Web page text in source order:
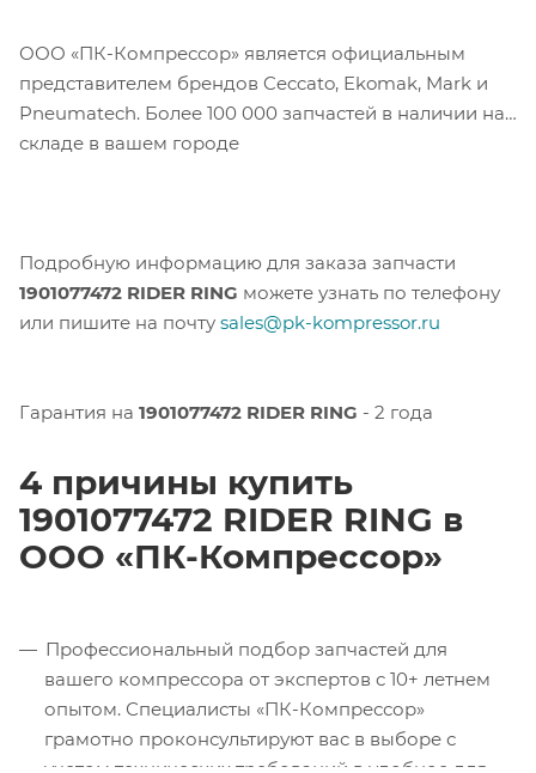
ООО «ПК-Компрессор» является официальным
представителем брендов Ceccato, Ekomak, Mark и
Pneumatech. Более 100 000 запчастей в наличии на
складе в вашем городе
Подробную информацию для заказа запчасти
1901077472 RIDER RING можете узнать по телефону
или пишите на почту sales@pk-kompressor.ru
Гарантия на 1901077472 RIDER RING - 2 года
4 причины купить
1901077472 RIDER RING в
ООО «ПК-Компрессор»
Профессиональный подбор запчастей для
вашего компрессора от экспертов с 10+ летнем
опытом. Специалисты «ПК-Компрессор»
грамотно проконсультируют вас в выборе с